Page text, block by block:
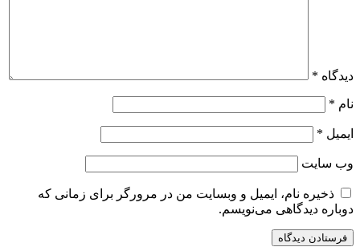
دیدگاه *
نام *
ایمیل *
وب‌ سایت
ذخیره نام، ایمیل و وبسایت من در مرورگر برای زمانی که
دوباره دیدگاهی می‌نویسم.